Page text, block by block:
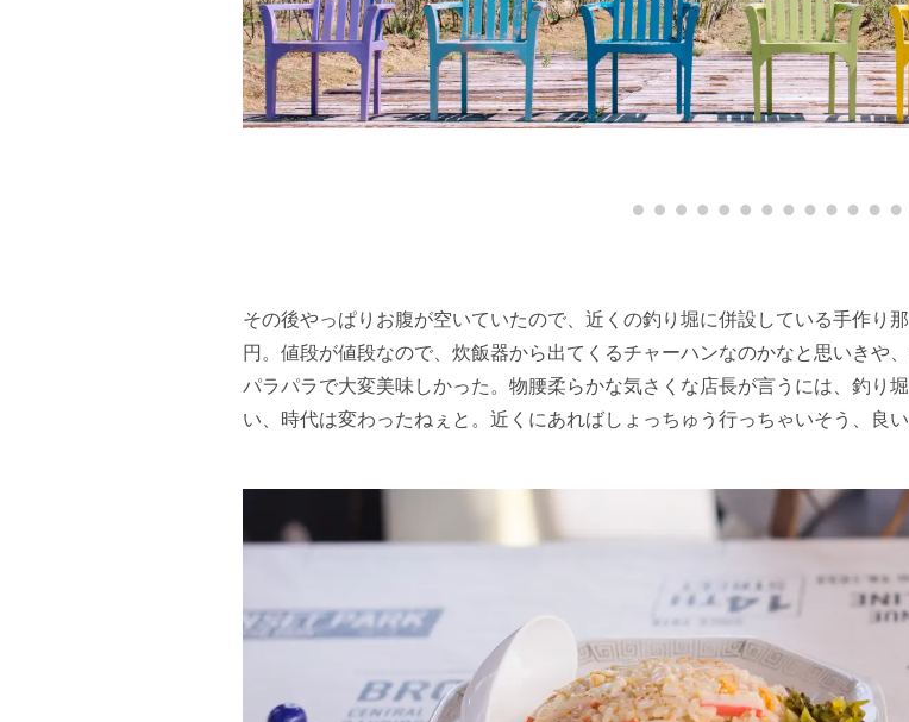
その後やっぱりお腹が空いていたので、近くの釣り堀に併設している手作
円。値段が値段なので、炊飯器から出てくるチャーハンなのかなと思いきや
パラパラで大変美味しかった。物腰柔らかな気さくな店長が言うには、釣り
い、時代は変わったねぇと。近くにあればしょっちゅう行っちゃいそう、良い